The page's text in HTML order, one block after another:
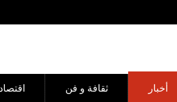
اقتصاد ثقافة و فن أخبار